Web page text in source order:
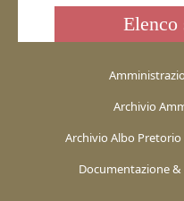
Archivio
Archivio Albo Pretorio
Documentazione